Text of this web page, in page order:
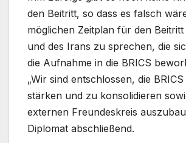
den Beitritt, so dass es falsch
möglichen Zeitplan für den
und des Irans zu sprechen, die
die Aufnahme in die BRICS
„Wir sind entschlossen, die
stärken und zu konsolidieren
externen Freundeskreis
Diplomat abschließend.